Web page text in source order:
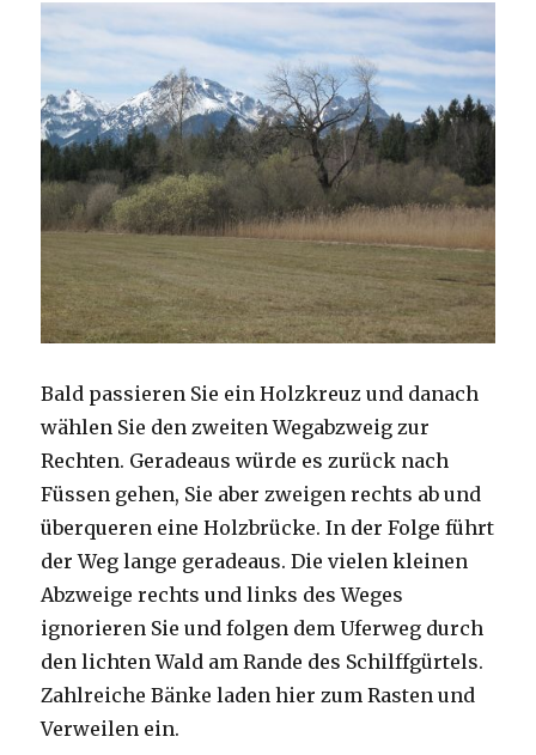
Bald passieren Sie ein Holzkreuz und danach
wählen Sie den zweiten Wegabzweig zur
Rechten. Geradeaus würde es zurück nach
Füssen gehen, Sie aber zweigen rechts ab und
überqueren eine Holzbrücke. In der Folge führt
der Weg lange geradeaus. Die vielen kleinen
Abzweige rechts und links des Weges
ignorieren Sie und folgen dem Uferweg durch
den lichten Wald am Rande des Schilffgürtels.
Zahlreiche Bänke laden hier zum Rasten und
Verweilen ein.